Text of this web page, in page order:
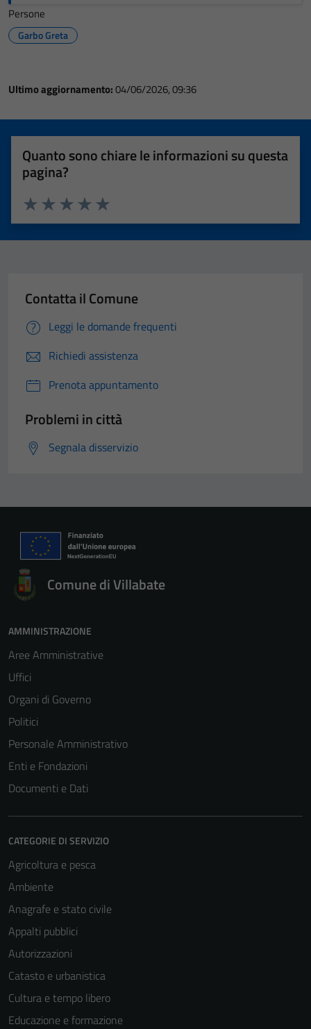
Persone
Garbo Greta
Ultimo aggiornamento:04/06/2026, 09:36
Quanto sono chiare le informazioni su questa
pagina?
Valuta 5 stelle su 5
Valuta 4 stelle su 5
Valuta 3 stelle su 5
Valuta 2 stelle su 5
Valuta 1 stelle su 5
Contatta il Comune
Leggi le domande frequenti
Richiedi assistenza
Prenota appuntamento
Problemi in città
Segnala disservizio
Comune di Villabate
AMMINISTRAZIONE
Aree Amministrative
Uffici
Organi di Governo
Politici
Personale Amministrativo
Enti e Fondazioni
Documenti e Dati
CATEGORIE DI SERVIZIO
Agricoltura e pesca
Ambiente
Anagrafe e stato civile
Appalti pubblici
Autorizzazioni
Catasto e urbanistica
Cultura e tempo libero
Educazione e formazione